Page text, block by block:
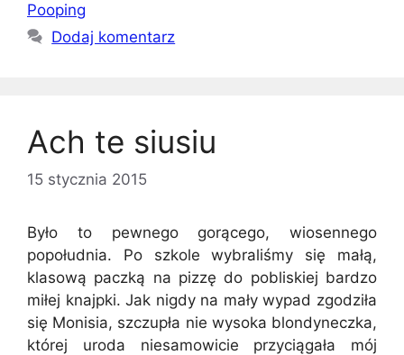
Pooping
Dodaj komentarz
Ach te siusiu
15 stycznia 2015
Było to pewnego gorącego, wiosennego
popołudnia. Po szkole wybraliśmy się małą,
klasową paczką na pizzę do pobliskiej bardzo
miłej knajpki. Jak nigdy na mały wypad zgodziła
się Monisia, szczupła nie wysoka blondyneczka,
której uroda niesamowicie przyciągała mój